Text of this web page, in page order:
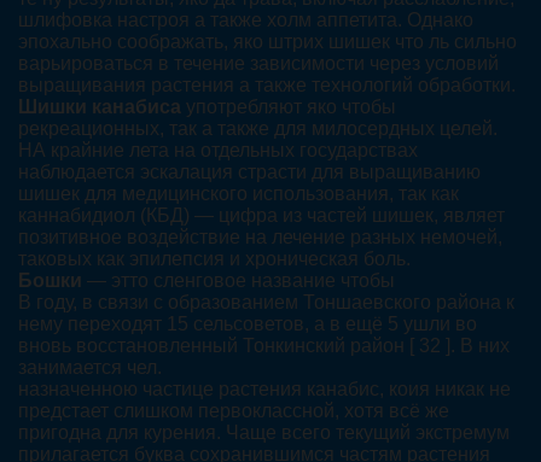
шлифовка настроя а также холм аппетита. Однако
эпохально соображать, яко штрих шишек что ль сильно
варьироваться в течение зависимости через условий
выращивания растения а также технологий обработки.
Шишки канабиса употребляют яко чтобы
рекреационных, так а также для милосердных целей.
НА крайние лета на отдельных государствах
наблюдается эскалация страсти для выращиванию
шишек для медицинского использования, так как
каннабидиол (КБД) — цифра из частей шишек, являет
позитивное воздействие на лечение разных немочей,
таковых как эпилепсия и хроническая боль.
Бошки — этто сленговое название чтобы
В году, в связи с образованием Тоншаевского района к
нему переходят 15 сельсоветов, а в ещё 5 ушли во
вновь восстановленный Тонкинский район [ 32 ]. В них
занимается чел.
назначенною частице растения канабис, коия никак не
предстает слишком первоклассной, хотя всё же
пригодна для курения. Чаще всего текущий экстремум
прилагается буква сохранившимся частям растения